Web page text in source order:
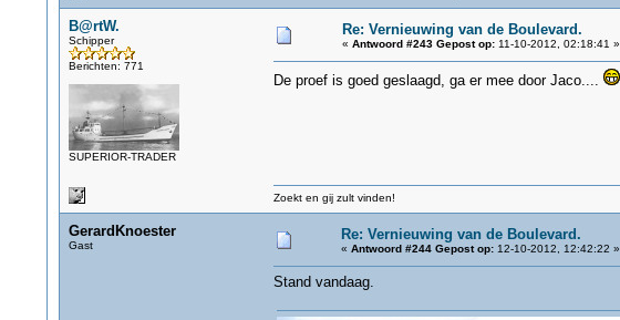
B@rtW.
Schipper
Berichten: 771
SUPERIOR-TRADER
Re: Vernieuwing van de Boulevard.
« Antwoord #243 Gepost op:11-10-2012, 02:18:41 »
De proef is goed geslaagd, ga er mee door Jaco....
Zoekt en gij zult vinden!
GerardKnoester
Gast
Re: Vernieuwing van de Boulevard.
« Antwoord #244 Gepost op:12-10-2012, 12:42:22 »
Stand vandaag.